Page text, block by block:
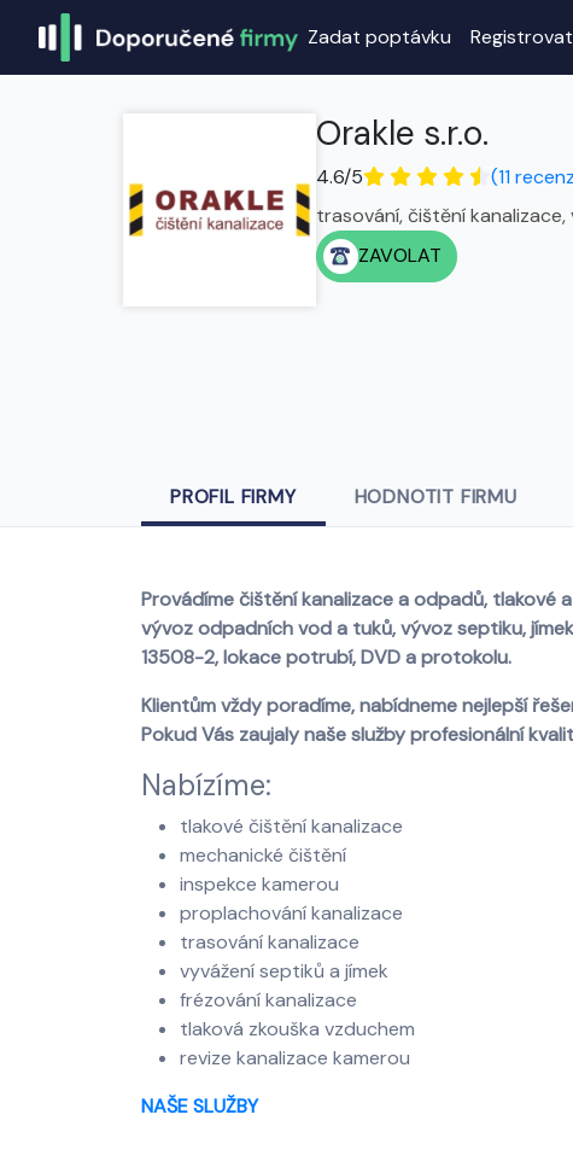
Zadat poptávku
Orakle s.r.o.
4.6/5
(11
trasování, čištění
ZAVOLAT
PROFIL FIRMY HODNOTIT FIRMU
Provádíme čištění kanalizace a odpadů, tlakové
vývoz odpadních vod a tuků, vývoz septiku,
13508-2, lokace potrubí, DVD a protokolu.
Klientům vždy poradíme, nabídneme nejlepší
Pokud Vás zaujaly naše služby profesionální
Nabízíme:
tlakové čištění kanalizace
mechanické čištění
inspekce kamerou
proplachování kanalizace
trasování kanalizace
vyvážení septiků a jímek
frézování kanalizace
tlaková zkouška vzduchem
revize kanalizace kamerou
NAŠE SLUŽBY